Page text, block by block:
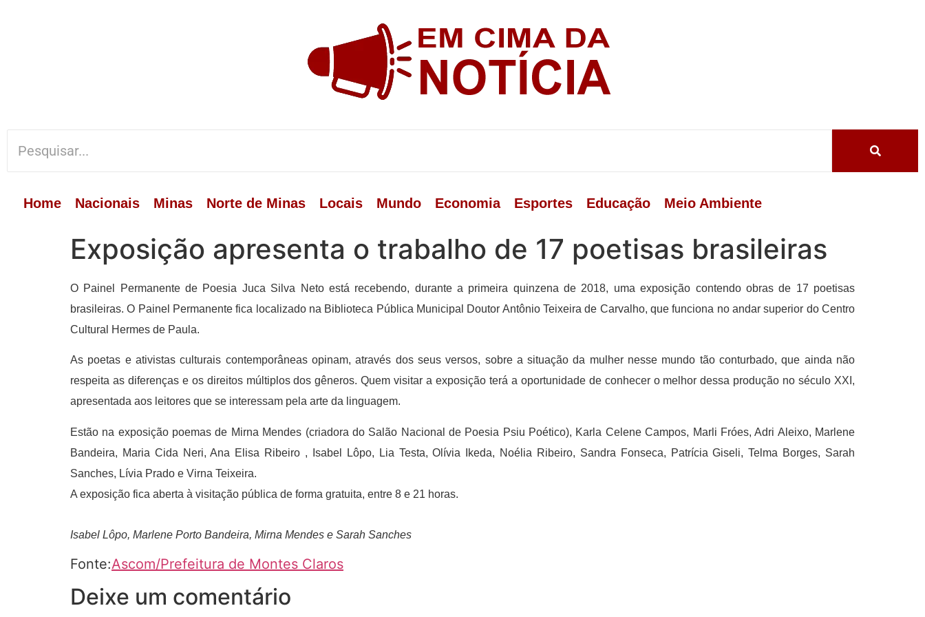
Home Nacionais Minas Norte de Minas Locais Mundo Economia Esportes Educação Meio Ambiente
Exposição apresenta o trabalho de 17 poetisas brasileiras
O Painel Permanente de Poesia Juca Silva Neto está recebendo, durante a primeira quinzena de 2018, uma exposição contendo obras de 17 poetisas
brasileiras. O Painel Permanente fica localizado na Biblioteca Pública Municipal Doutor Antônio Teixeira de Carvalho, que funciona no andar superior do Centro
Cultural Hermes de Paula.
As poetas e ativistas culturais contemporâneas opinam, através dos seus versos, sobre a situação da mulher nesse mundo tão conturbado, que ainda não
respeita as diferenças e os direitos múltiplos dos gêneros. Quem visitar a exposição terá a oportunidade de conhecer o melhor dessa produção no século XXI,
apresentada aos leitores que se interessam pela arte da linguagem.
Estão na exposição poemas de Mirna Mendes (criadora do Salão Nacional de Poesia Psiu Poético), Karla Celene Campos, Marli Fróes, Adri Aleixo, Marlene
Bandeira, Maria Cida Neri, Ana Elisa Ribeiro , Isabel Lôpo, Lia Testa, Olívia Ikeda, Noélia Ribeiro, Sandra Fonseca, Patrícia Giseli, Telma Borges, Sarah
Sanches, Lívia Prado e Virna Teixeira.
A exposição fica aberta à visitação pública de forma gratuita, entre 8 e 21 horas.
Isabel Lôpo, Marlene Porto Bandeira, Mirna Mendes e Sarah Sanches
Fonte:Ascom/Prefeitura de Montes Claros
Deixe um comentário